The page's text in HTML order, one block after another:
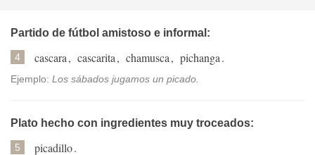
Partido de fútbol amistoso e informal:
4 cascara, cascarita, chamusca, pichanga.
Ejemplo: Los sábados jugamos un picado.
Plato hecho con ingredientes muy troceados:
5 picadillo.